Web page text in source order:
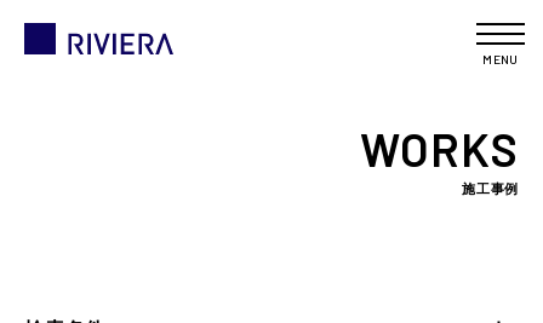
MENU
WORKS
施工事例